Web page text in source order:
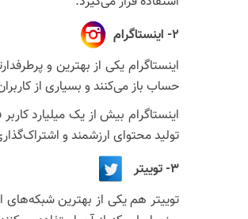
2- اینستاگرام
اینستاگرام یکی از بهترین و
حساب باز می‌کنند و بسیاری از
تولید محتوای ارزشمند و
3- توییتر